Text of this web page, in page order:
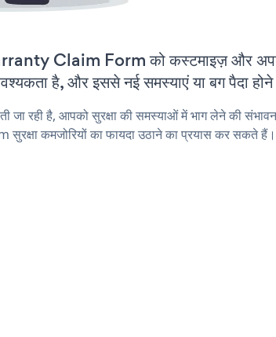
Claim Form को कस्टमाइज़ और
है, और इससे नई समस्याएं या बग पैदा होने
रही है, आपको सुरक्षा की समस्याओं में भाग लेने की
कमजोरियों का फायदा उठाने का प्रयास कर सकते हैं।